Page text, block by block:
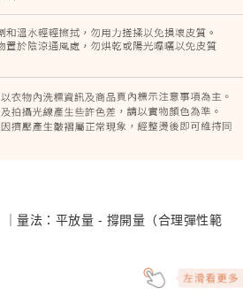
量法：平放量 - 撐開量（合理彈性範